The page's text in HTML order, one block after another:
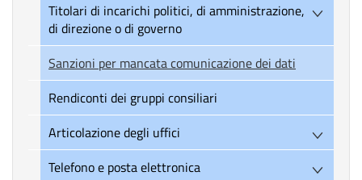
Titolari di incarichi politici, di amministrazione,
di direzione o di governo
Sanzioni per mancata comunicazione dei dati
Rendiconti dei gruppi consiliari
Articolazione degli uffici
Telefono e posta elettronica